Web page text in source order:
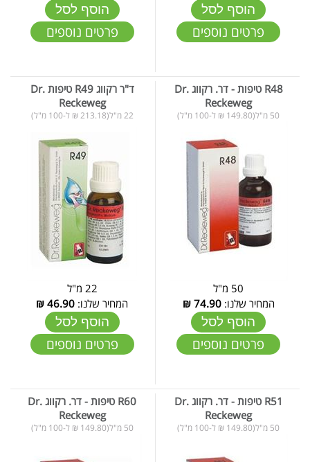
הוסף לסל
פרטים נוספים
הוסף לסל
פרטים נוספים
R48 טיפות - דר. רקווג Dr.
Reckeweg
50 מ"ל(149.80 ₪ ל-100 מ"ל)
50 מ"ל
המחיר שלנו:74.90
₪
הוסף לסל
פרטים נוספים
ד"ר רקווג R49 טיפות Dr.
Reckeweg
22 מ"ל(213.18 ₪ ל-100 מ"ל)
22 מ"ל
המחיר שלנו: 46.90
₪
הוסף לסל
פרטים נוספים
R51 טיפות - דר. רקווג Dr.
Reckeweg
50 מ"ל(149.80 ₪ ל-100 מ"ל)
R60 טיפות - דר. רקווג Dr.
Reckeweg
50 מ"ל(149.80 ₪ ל-100 מ"ל)